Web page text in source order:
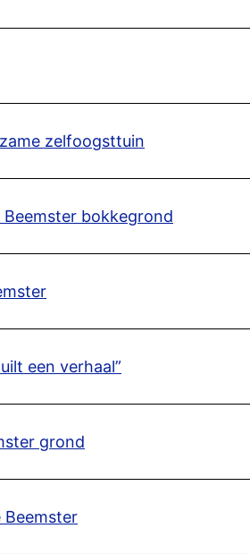
zelfoogsttuin
bokkegrond
een verhaal”
grond
Beemster